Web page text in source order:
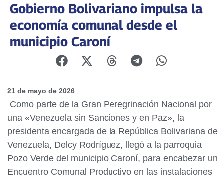
Gobierno Bolivariano impulsa la
economía comunal desde el
municipio Caroní
21 de mayo de 2026
Como parte de la Gran Peregrinación Nacional por
una «Venezuela sin Sanciones y en Paz», la
presidenta encargada de la República Bolivariana de
Venezuela, Delcy Rodríguez, llegó a la parroquia
Pozo Verde del municipio Caroní, para encabezar un
Encuentro Comunal Productivo en las instalaciones